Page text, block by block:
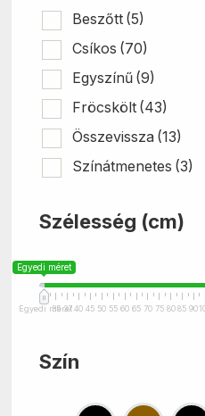
Beszőtt (5)
Csíkos (70)
Egyszínű (9)
Fröcskölt (43)
Összevissza (13)
Színátmenetes (3)
Szélesség (cm)
Egyedi méret
Egyedi méret
35 37 40 45 50 55 60 65 70 75 80 85 90
Szín